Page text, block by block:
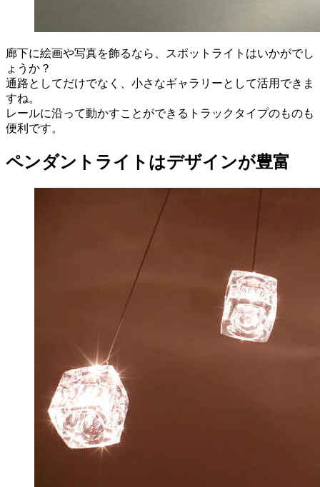
廊下に絵画や写真を飾るなら、スポットライトはいかがでし
ょうか？
通路としてだけでなく、小さなギャラリーとして活用できま
すね。
レールに沿って動かすことができるトラックタイプのものも
便利です。
ペンダントライトはデザインが豊富